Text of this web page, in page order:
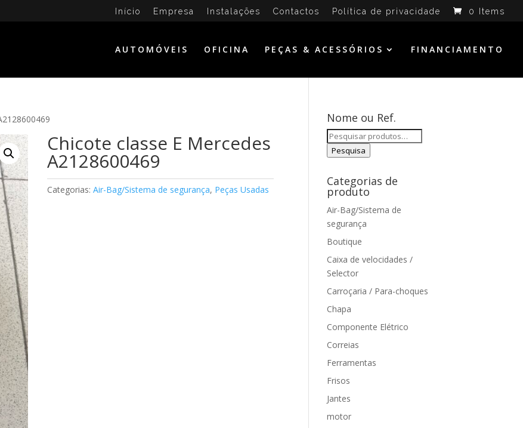
Início Empresa Instalações Contactos Política de privacidade 0 Items
AUTOMÓVEIS OFICINA PEÇAS & ACESSÓRIOS FINANCIAMENTO
Chicote classe E Mercedes
A2128600469
Categorias:Air-Bag/Sistema de segurança, Peças Usadas
Nome ou Ref.
Pesquisar
por:
Pesquisa
Categorias de
produto
Air-Bag/Sistema de
segurança
Boutique
Caixa de velocidades /
Selector
Carroçaria / Para-choques
Chapa
Componente Elétrico
Correias
Ferramentas
Frisos
Jantes
motor